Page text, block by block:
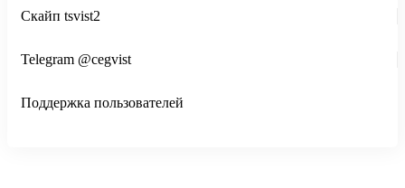
Скайп tsvist2
Telegram @cegvist
Поддержка пользователей